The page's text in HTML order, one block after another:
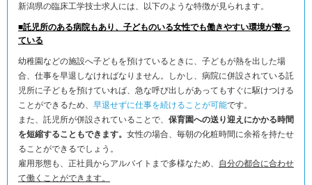
新潟県の臨床工学技士求人には、以下のような特徴が見られます。
■託児所のある病院もあり、子どものいる女性でも働きやすい環境が整っ
ている
幼稚園などの施設へ子どもを預けているときに、子どもが熱を出した場
合、仕事を早退しなければなりません。しかし、病院に併設されている託
児所に子どもを預けていれば、急な呼び出しがあってもすぐに駆けつける
ことができるため、 早退せずに仕事を続けることが可能です。
また、託児所が併設されていることで、 保育園への送り迎えにかかる時間
を短縮することもできます。 女性の場合、毎朝の化粧時間に余裕を持たせ
ることができるでしょう。
雇用形態も、正社員からアルバイトまで多様なため、 自分の都合に合わせ
て働くことができます。